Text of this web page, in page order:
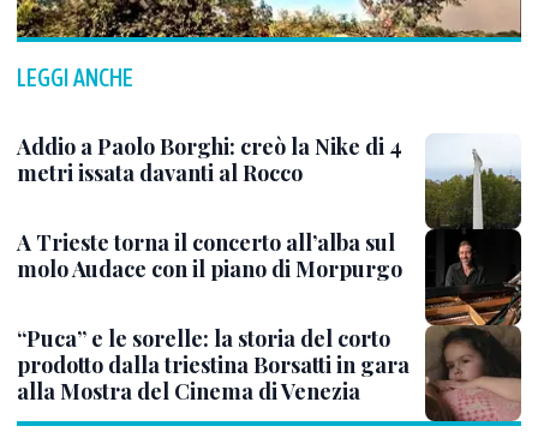
LEGGI ANCHE
Addio a Paolo Borghi: creò la Nike di 4
metri issata davanti al Rocco
A Trieste torna il concerto all’alba sul
molo Audace con il piano di Morpurgo
“Puca” e le sorelle: la storia del corto
prodotto dalla triestina Borsatti in gara
alla Mostra del Cinema di Venezia